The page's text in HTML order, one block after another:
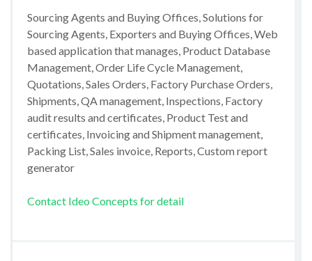
Sourcing Agents and Buying Offices, Solutions for
Sourcing Agents, Exporters and Buying Offices, Web
based application that manages, Product Database
Management, Order Life Cycle Management,
Quotations, Sales Orders, Factory Purchase Orders,
Shipments, QA management, Inspections, Factory
audit results and certificates, Product Test and
certificates, Invoicing and Shipment management,
Packing List, Sales invoice, Reports, Custom report
generator
Contact Ideo Concepts for detail